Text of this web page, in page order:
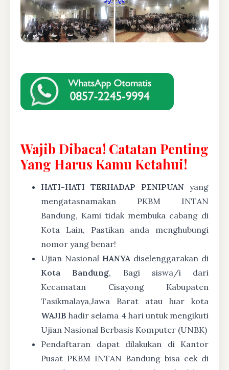
Wajib Dibaca! Catatan Penting
Yang Harus Kamu Ketahui!
HATI-HATI TERHADAP PENIPUAN yang
mengatasnamakan PKBM INTAN
Bandung, Kami tidak membuka cabang di
Kota Lain, Pastikan anda menghubungi
nomor yang benar!
Ujian Nasional HANYA diselenggarakan di
Kota Bandung, Bagi siswa/i dari
Kecamatan Cisayong Kabupaten
Tasikmalaya,Jawa Barat atau luar kota
WAJIB hadir selama 4 hari untuk mengikuti
Ujian Nasional Berbasis Komputer (UNBK)
Pendaftaran dapat dilakukan di Kantor
Pusat PKBM INTAN Bandung bisa cek di